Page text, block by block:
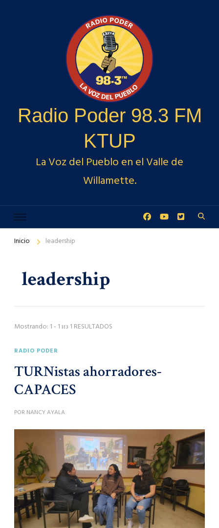
Radio Poder 98.3 FM
KTUP
La Voz del Pueblo en el Valle de
Willamette.
Inicio leadership
leadership
Mostrando: 1 - 1 из 1 RESULTADOS
RADIO PODER
TURNistas ahorradores-
CAPACES
POR NANCY AYALA